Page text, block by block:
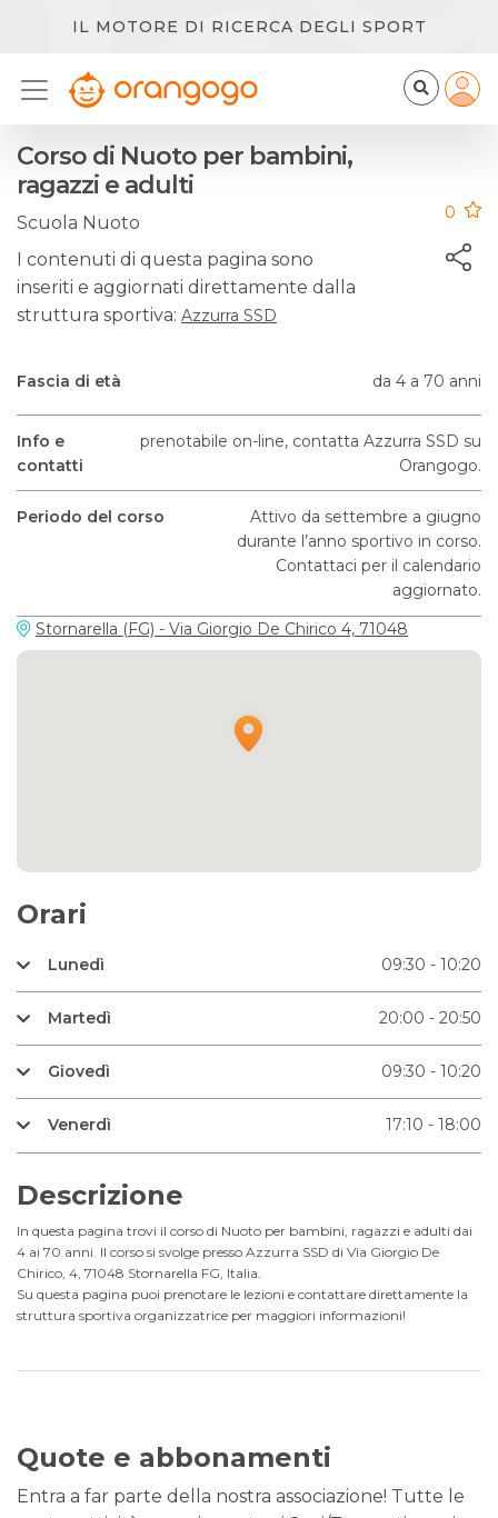
IL MOTORE DI RICERCA DEGLI SPORT
Corso di Nuoto per bambini,
ragazzi e adulti
Scuola Nuoto
I contenuti di questa pagina sono
inseriti e aggiornati direttamente dalla
struttura sportiva: Azzurra SSD
0
Fascia di età da 4 a 70 anni
Info e
contatti
prenotabile on-line, contatta Azzurra SSD su
Orangogo.
Periodo del corso
Attivo da settembre a giugno
durante l’anno sportivo in corso.
Contattaci per il calendario
aggiornato.
Stornarella (FG) - Via Giorgio De Chirico 4, 71048
Orari
Lunedì 09:30 - 10:20
Martedì 20:00 - 20:50
Giovedì 09:30 - 10:20
Venerdì 17:10 - 18:00
Descrizione
In questa pagina trovi il corso di Nuoto per bambini, ragazzi e adulti dai
4 ai 70 anni. Il corso si svolge presso Azzurra SSD di Via Giorgio De
Chirico, 4, 71048 Stornarella FG, Italia.
Su questa pagina puoi prenotare le lezioni e contattare direttamente la
struttura sportiva organizzatrice per maggiori informazioni!
Quote e abbonamenti
Entra a far parte della nostra associazione! Tutte le